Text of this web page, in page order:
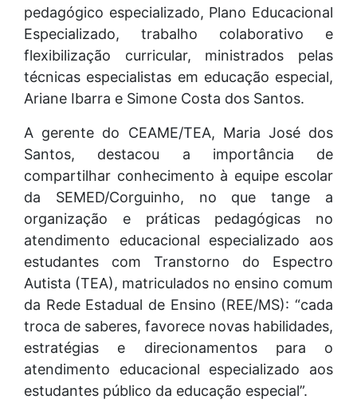
pedagógico especializado, Plano Educacional
Especializado, trabalho colaborativo e
flexibilização curricular, ministrados pelas
técnicas especialistas em educação especial,
Ariane Ibarra e Simone Costa dos Santos.
A gerente do CEAME/TEA, Maria José dos
Santos, destacou a importância de
compartilhar conhecimento à equipe escolar
da SEMED/Corguinho, no que tange a
organização e práticas pedagógicas no
atendimento educacional especializado aos
estudantes com Transtorno do Espectro
Autista (TEA), matriculados no ensino comum
da Rede Estadual de Ensino (REE/MS): “cada
troca de saberes, favorece novas habilidades,
estratégias e direcionamentos para o
atendimento educacional especializado aos
estudantes público da educação especial”.